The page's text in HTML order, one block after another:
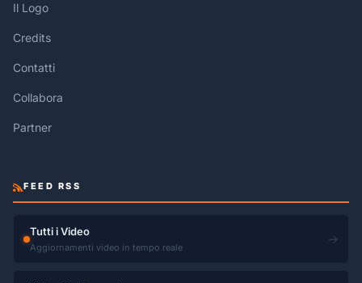
Il Logo
Credits
Contatti
Collabora
Partner
FEED RSS
Tutti i Video
Aggiornamenti video in tempo reale
→